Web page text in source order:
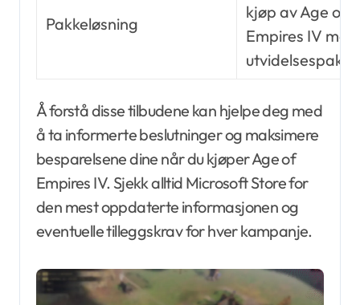
Pakkeløsning
kjøp av Age of
Empires IV med
Å forstå disse tilbudene kan hjelpe deg med
å ta informerte beslutninger og maksimere
besparelsene dine når du kjøper Age of
Empires IV. Sjekk alltid Microsoft Store for
den mest oppdaterte informasjonen og
eventuelle tilleggskrav for hver kampanje.